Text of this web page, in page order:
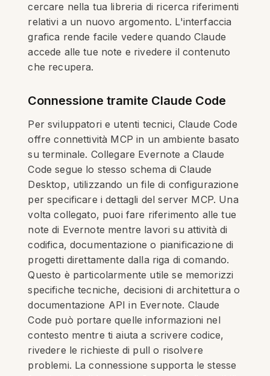
cercare nella tua libreria di ricerca riferimenti
relativi a un nuovo argomento. L'interfaccia
grafica rende facile vedere quando Claude
accede alle tue note e rivedere il contenuto
che recupera.
Connessione tramite Claude Code
Per sviluppatori e utenti tecnici, Claude Code
offre connettività MCP in un ambiente basato
su terminale. Collegare Evernote a Claude
Code segue lo stesso schema di Claude
Desktop, utilizzando un file di configurazione
per specificare i dettagli del server MCP. Una
volta collegato, puoi fare riferimento alle tue
note di Evernote mentre lavori su attività di
codifica, documentazione o pianificazione di
progetti direttamente dalla riga di comando.
Questo è particolarmente utile se memorizzi
specifiche tecniche, decisioni di architettura o
documentazione API in Evernote. Claude
Code può portare quelle informazioni nel
contesto mentre ti aiuta a scrivere codice,
rivedere le richieste di pull o risolvere
problemi. La connessione supporta le stesse